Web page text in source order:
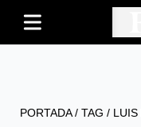
PORTADA/ TAG / LUIS